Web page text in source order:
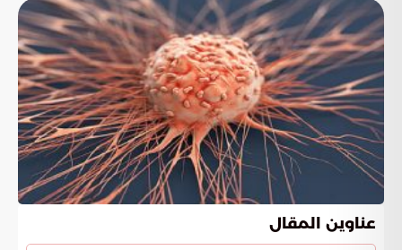
عناوين المقال